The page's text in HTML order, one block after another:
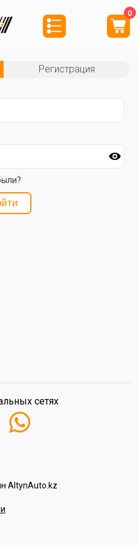
0
Регистрация
AltynAuto.kz
сетях